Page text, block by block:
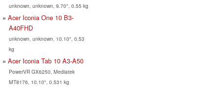
unknown, unknown, 9.70", 0.55 kg
Acer Iconia One 10 B3-
A40FHD
unknown, unknown, 10.10", 0.53
kg
Acer Iconia Tab 10 A3-A50
PowerVR GX6250, Mediatek
MT8176, 10.10", 0.531 kg